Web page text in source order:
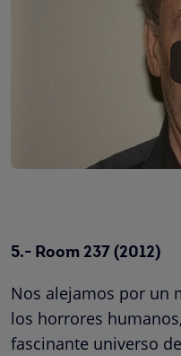
5.- Room 237 (2012)
Nos alejamos por un
los horrores
fascinante universo